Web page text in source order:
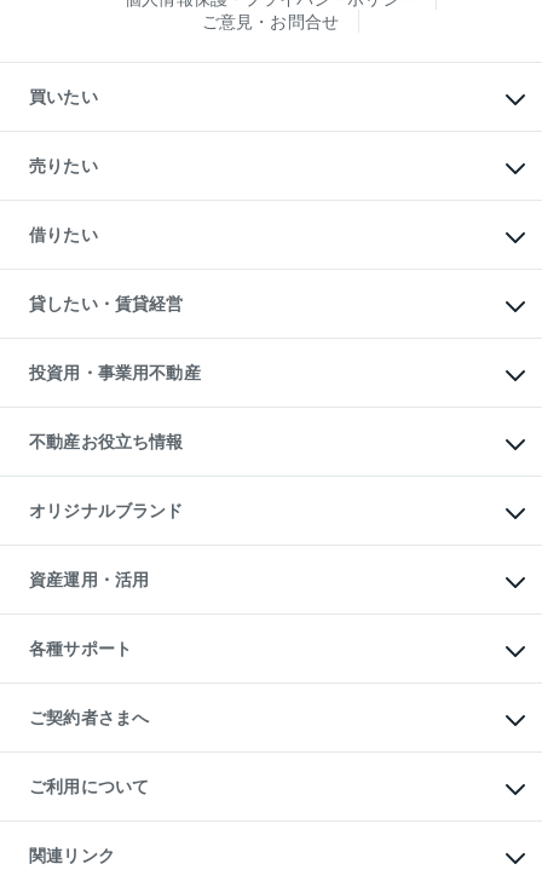
ご意見・お問合せ
買いたい
新築・分譲マンションの購入
中古マンションの購入
一戸建ての購入
中古一戸建ての購入
不動産購入の流れ
注目キーワード物件特集
購入ガイド
English 繁体中文簡体中文
売りたい
一戸建ての売却・査定
土地の売却・査定
スピードAI査定
不動産査定について
不動産売却の流れ
不動産買換えの流れ
売却ガイド
借りたい
オフィス・店舗の賃貸
借りるときの流れ
借りるガイド
貸したい・賃貸経営
マンション賃料データ
賃貸管理プラン
リロケーションについて
貸すガイド
投資用・事業用不動産
事業用不動産
マンション投資
投資用マンション
アパート経営
収益物件
ビル購入（ビル一棟）
投資用不動産の売却査定
事業用不動産の売却査定
不動産お役立ち情報
マンションライブラリー
人気マンションランキング
暮らしに役立つ不動産メディア
不動産相場・不動産価格情報
不動産コラム・ニュース
不動産用語集
不動産なんでもネット相談室
住まいの税金
オリジナルブランド
一棟リノベーションマンション
L`GENTE（ルジェンテ）
区分リノベーションマンション
投資用一棟レジデンスWELL
不動産小口投資
LEGACIA（レガシア）
資産運用・活用
不動産M&A
アセットマネジメント・出資
各種サポート
相続サポート
リフォームサポート
ご契約者さまへ
ご紹介・再契約特典
入居者様専用-各種ご案内（賃貸）
東急こすもす会「こすもすWeb」
ご利用について
金融商品取引について
東急リバブル ソーシャルメディアポリシー
関連リンク